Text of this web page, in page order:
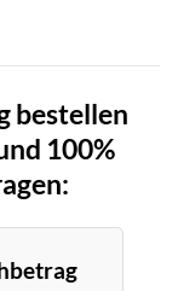
bestellen
100%